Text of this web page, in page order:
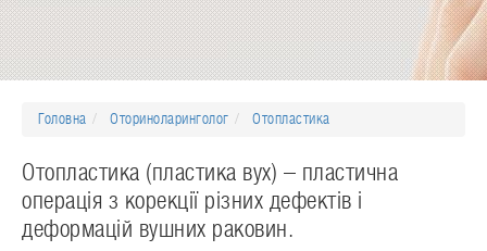
Головна Оториноларинголог Отопластика
Отопластика (пластика вух) – пластична
операція з корекції різних дефектів і
деформацій вушних раковин.